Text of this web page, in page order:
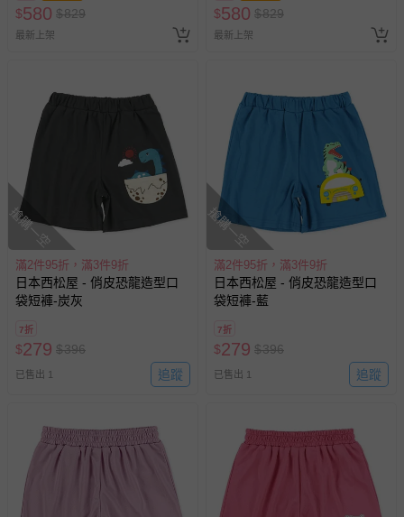
$580 $829
最新上架
$580 $829
最新上架
搶購一空
滿2件95折，滿3件9折
日本西松屋 - 俏皮恐龍造型口
袋短褲-炭灰
7折
$279 $396
已售出 1 追蹤
搶購一空
滿2件95折，滿3件9折
日本西松屋 - 俏皮恐龍造型口
袋短褲-藍
7折
$279 $396
已售出 1 追蹤